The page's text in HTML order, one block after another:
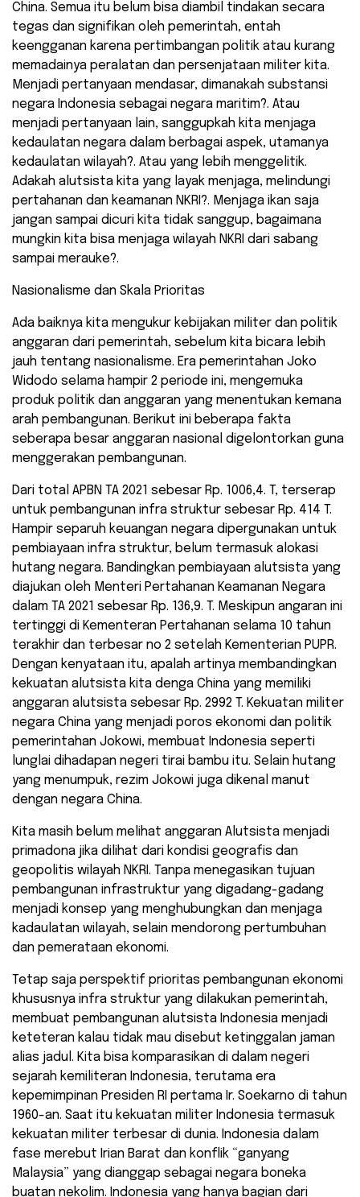
China. Semua itu belum bisa diambil tindakan secara
tegas dan signifikan oleh pemerintah, entah
keengganan karena pertimbangan politik atau kurang
memadainya peralatan dan persenjataan militer kita.
Menjadi pertanyaan mendasar, dimanakah substansi
negara Indonesia sebagai negara maritim?. Atau
menjadi pertanyaan lain, sanggupkah kita menjaga
kedaulatan negara dalam berbagai aspek, utamanya
kedaulatan wilayah?. Atau yang lebih menggelitik.
Adakah alutsista kita yang layak menjaga, melindungi
pertahanan dan keamanan NKRI?. Menjaga ikan saja
jangan sampai dicuri kita tidak sanggup, bagaimana
mungkin kita bisa menjaga wilayah NKRI dari sabang
sampai merauke?.
Nasionalisme dan Skala Prioritas
Ada baiknya kita mengukur kebijakan militer dan politik
anggaran dari pemerintah, sebelum kita bicara lebih
jauh tentang nasionalisme. Era pemerintahan Joko
Widodo selama hampir 2 periode ini, mengemuka
produk politik dan anggaran yang menentukan kemana
arah pembangunan. Berikut ini beberapa fakta
seberapa besar anggaran nasional digelontorkan guna
menggerakan pembangunan.
Dari total APBN TA 2021 sebesar Rp. 1006,4. T, terserap
untuk pembangunan infra struktur sebesar Rp. 414 T.
Hampir separuh keuangan negara dipergunakan untuk
pembiayaan infra struktur, belum termasuk alokasi
hutang negara. Bandingkan pembiayaan alutsista yang
diajukan oleh Menteri Pertahanan Keamanan Negara
dalam TA 2021 sebesar Rp. 136,9. T. Meskipun angaran ini
tertinggi di Kementeran Pertahanan selama 10 tahun
terakhir dan terbesar no 2 setelah Kementerian PUPR.
Dengan kenyataan itu, apalah artinya membandingkan
kekuatan alutsista kita denga China yang memiliki
anggaran alutsista sebesar Rp. 2992 T. Kekuatan militer
negara China yang menjadi poros ekonomi dan politik
pemerintahan Jokowi, membuat Indonesia seperti
lunglai dihadapan negeri tirai bambu itu. Selain hutang
yang menumpuk, rezim Jokowi juga dikenal manut
dengan negara China.
Kita masih belum melihat anggaran Alutsista menjadi
primadona jika dilihat dari kondisi geografis dan
geopolitis wilayah NKRI. Tanpa menegasikan tujuan
pembangunan infrastruktur yang digadang-gadang
menjadi konsep yang menghubungkan dan menjaga
kadaulatan wilayah, selain mendorong pertumbuhan
dan pemerataan ekonomi.
Tetap saja perspektif prioritas pembangunan ekonomi
khususnya infra struktur yang dilakukan pemerintah,
membuat pembangunan alutsista Indonesia menjadi
keteteran kalau tidak mau disebut ketinggalan jaman
alias jadul. Kita bisa komparasikan di dalam negeri
sejarah kemiliteran Indonesia, terutama era
kepemimpinan Presiden RI pertama Ir. Soekarno di tahun
1960-an. Saat itu kekuatan militer Indonesia termasuk
kekuatan militer terbesar di dunia. Indonesia dalam
fase merebut Irian Barat dan konflik “ganyang
Malaysia” yang dianggap sebagai negara boneka
buatan nekolim. Indonesia yang hanya bagian dari